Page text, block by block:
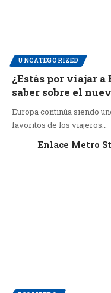
UNCATEGORIZED
¿Estás por viajar a
saber sobre el
Europa continúa siendo
favoritos de los viajeros…
Enlace Metro